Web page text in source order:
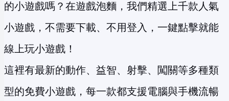
的小遊戲嗎？在遊戲泡麵，我們精選上千款人氣
小遊戲，不需要下載、不用登入，一鍵點擊就能
線上玩小遊戲！
這裡有最新的動作、益智、射擊、闖關等多種類
型的免費小遊戲，每一款都支援電腦與手機流暢